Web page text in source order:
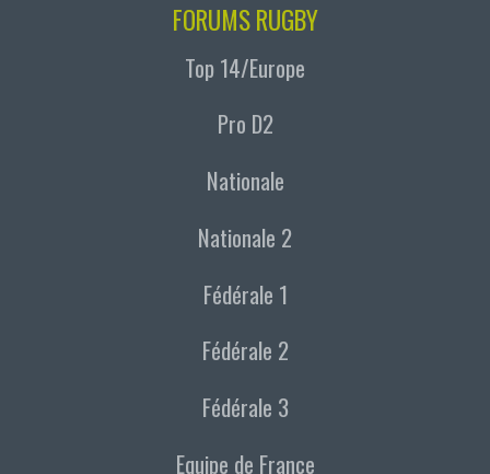
FORUMS RUGBY
Top 14/Europe
Pro D2
Nationale
Nationale 2
Fédérale 1
Fédérale 2
Fédérale 3
Equipe de France